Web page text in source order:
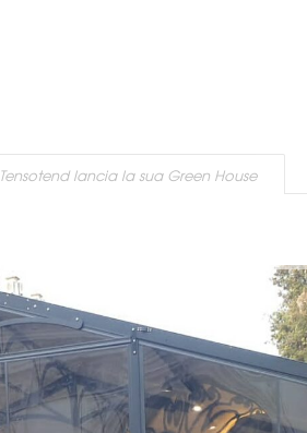
Tensotend lancia la sua Green House